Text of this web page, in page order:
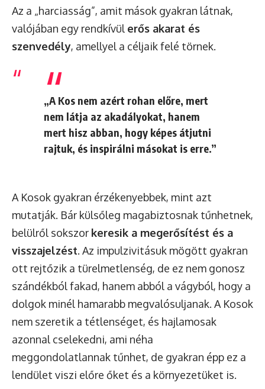
Az a „harciasság”, amit mások gyakran látnak,
valójában egy rendkívül erős akarat és
szenvedély, amellyel a céljaik felé törnek.
„A Kos nem azért rohan előre, mert
nem látja az akadályokat, hanem
mert hisz abban, hogy képes átjutni
rajtuk, és inspirálni másokat is erre.”
A Kosok gyakran érzékenyebbek, mint azt
mutatják. Bár külsőleg magabiztosnak tűnhetnek,
belülről sokszor keresik a megerősítést és a
visszajelzést. Az impulzivitásuk mögött gyakran
ott rejtőzik a türelmetlenség, de ez nem gonosz
szándékból fakad, hanem abból a vágyból, hogy a
dolgok minél hamarabb megvalósuljanak. A Kosok
nem szeretik a tétlenséget, és hajlamosak
azonnal cselekedni, ami néha
meggondolatlannak tűnhet, de gyakran épp ez a
lendület viszi előre őket és a környezetüket is.